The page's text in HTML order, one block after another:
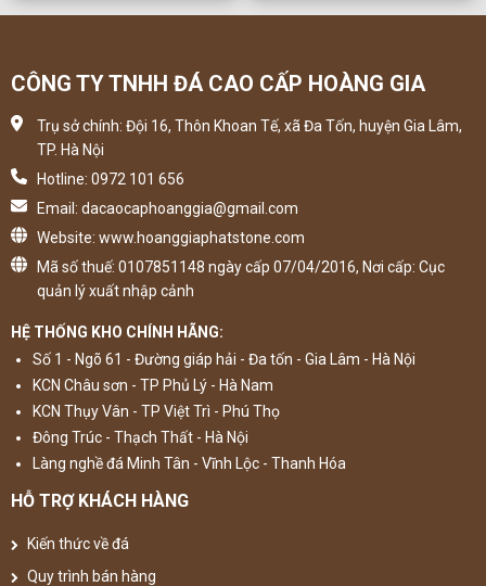
CÔNG TY TNHH ĐÁ CAO CẤP HOÀNG GIA
Trụ sở chính: Đội 16, Thôn Khoan Tế, xã Đa Tốn, huyện Gia Lâm,
TP. Hà Nội
Hotline: 0972 101 656
Email: dacaocaphoanggia@gmail.com
Website: www.hoanggiaphatstone.com
Mã số thuế: 0107851148 ngày cấp 07/04/2016, Nơi cấp: Cục
quản lý xuất nhập cảnh
HỆ THỐNG KHO CHÍNH HÃNG:
Số 1 - Ngõ 61 - Đường giáp hải - Đa tốn - Gia Lâm - Hà Nội
KCN Châu sơn - TP Phủ Lý - Hà Nam
KCN Thụy Vân - TP Việt Trì - Phú Thọ
Đông Trúc - Thạch Thất - Hà Nội
Làng nghề đá Minh Tân - Vĩnh Lộc - Thanh Hóa
HỖ TRỢ KHÁCH HÀNG
Kiến thức về đá
Quy trình bán hàng